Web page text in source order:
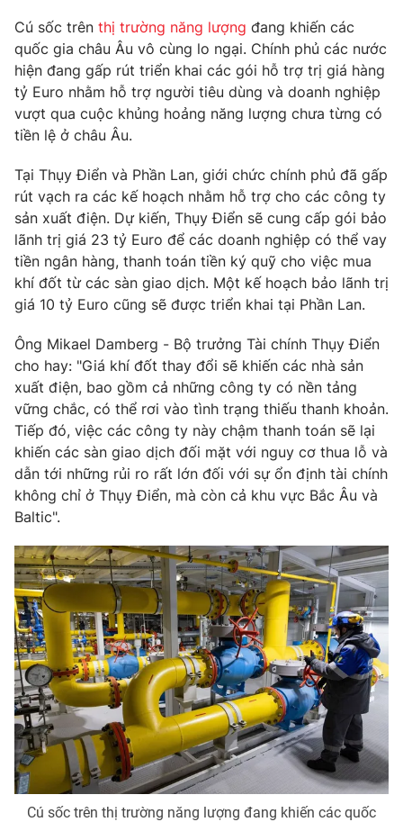
toasoan@vtv.vn
Liên hệ quảng cáo:
024-7300.7108
® Cấm sao chép dưới mọi hình thức nếu không có sự chấp
thuận bằng văn bản. Ghi rõ nguồn VTV.vn khi phát hành lại
thông tin từ website này.
Cú sốc trên thị trường năng lượng đang khiến các
quốc gia châu Âu vô cùng lo ngại. Chính phủ các nước
hiện đang gấp rút triển khai các gói hỗ trợ trị giá hàng
tỷ Euro nhằm hỗ trợ người tiêu dùng và doanh nghiệp
vượt qua cuộc khủng hoảng năng lượng chưa từng có
tiền lệ ở châu Âu.
Tại Thụy Điển và Phần Lan, giới chức chính phủ đã gấp
rút vạch ra các kế hoạch nhằm hỗ trợ cho các công ty
sản xuất điện. Dự kiến, Thụy Điển sẽ cung cấp gói bảo
lãnh trị giá 23 tỷ Euro để các doanh nghiệp có thể vay
tiền ngân hàng, thanh toán tiền ký quỹ cho việc mua
khí đốt từ các sàn giao dịch. Một kế hoạch bảo lãnh trị
giá 10 tỷ Euro cũng sẽ được triển khai tại Phần Lan.
Ông Mikael Damberg - Bộ trưởng Tài chính Thụy Điển
cho hay: "Giá khí đốt thay đổi sẽ khiến các nhà sản
xuất điện, bao gồm cả những công ty có nền tảng
vững chắc, có thể rơi vào tình trạng thiếu thanh khoản.
Tiếp đó, việc các công ty này chậm thanh toán sẽ lại
khiến các sàn giao dịch đối mặt với nguy cơ thua lỗ và
dẫn tới những rủi ro rất lớn đối với sự ổn định tài chính
không chỉ ở Thụy Điển, mà còn cả khu vực Bắc Âu và
Baltic".
Cú sốc trên thị trường năng lượng đang khiến các quốc